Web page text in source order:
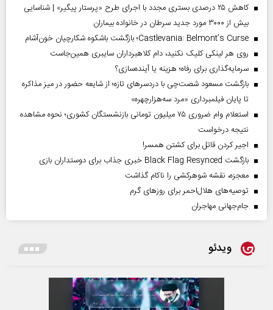
کاهش ۲۵ درصدی بستری مجدد با اجرای طرح «پرستار پیگیر» | شناسایی
بیش از ۳۰۰۰ مورد جدید سرطان در خانواده بیماران
Castlevania: Belmont’s Curse؛ بازگشت باشکوه شکارچیان خون‌آشام
روی هر لینکی کلیک نکنید، دام کلاهبرداران سایبری همین‌جاست
سرمایه‌گذاری برای رفاه؛ هزینه یا آینده‌سازی؟
بازگشت مسعود شصت‌چی با دردسر‌های تازه؛ از شایعه حضور در میز مذاکره
تا پایان فیلمبرداری «مرد سه‌هزارچهره»
استعلام وام ضروری ۷۵ میلیون تومانی بازنشستگان کشوری؛ نحوه مشاهده
نتیجه درخواست
اجیر کردن قاتل برای کشتن همسر!
بازگشت Black Flag Resynced خبری جذاب برای دوستداران بازی
معجزه، نقشه شوهرکشی را ناکام گذاشت
توصیه‌های هلال‌احمر برای روز‌های گرم
جام‌جهانی مهاجران
ویدئو